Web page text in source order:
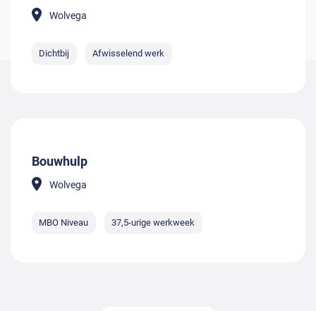
Wolvega
Dichtbij Afwisselend werk
Bouwhulp
Wolvega
MBO Niveau 37,5-urige werkweek